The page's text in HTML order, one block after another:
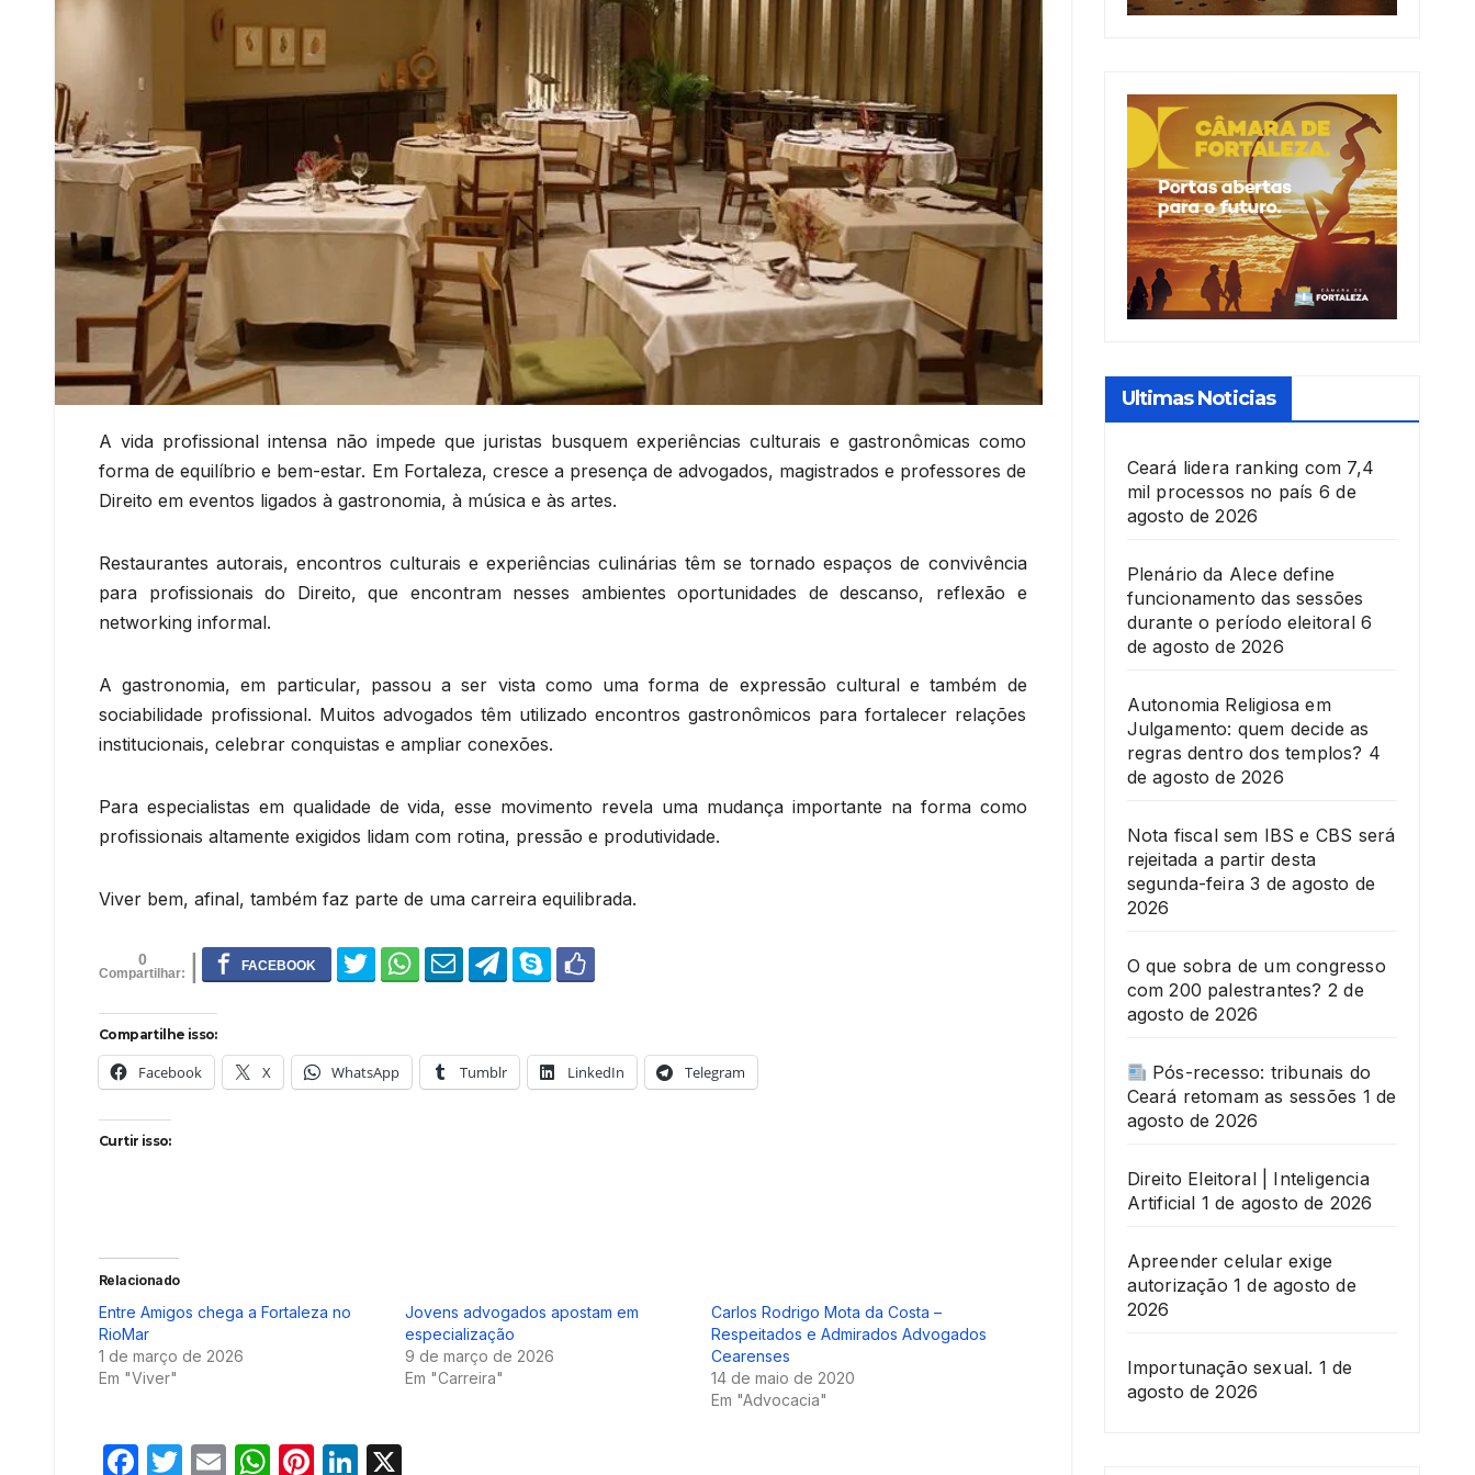
A vida profissional intensa não impede que juristas busquem experiências culturais e gastronômicas como
forma de equilíbrio e bem-estar. Em Fortaleza, cresce a presença de advogados, magistrados e professores de
Direito em eventos ligados à gastronomia, à música e às artes.
Restaurantes autorais, encontros culturais e experiências culinárias têm se tornado espaços de convivência
para profissionais do Direito, que encontram nesses ambientes oportunidades de descanso, reflexão e
networking informal.
A gastronomia, em particular, passou a ser vista como uma forma de expressão cultural e também de
sociabilidade profissional. Muitos advogados têm utilizado encontros gastronômicos para fortalecer relações
institucionais, celebrar conquistas e ampliar conexões.
Para especialistas em qualidade de vida, esse movimento revela uma mudança importante na forma como
profissionais altamente exigidos lidam com rotina, pressão e produtividade.
Viver bem, afinal, também faz parte de uma carreira equilibrada.
0
Compartilhe isso:
Facebook X WhatsApp Tumblr LinkedIn Telegram
Curtir isso:
Relacionado
Entre Amigos chega a Fortaleza no
RioMar
1 de março de 2026
Em "Viver"
Jovens advogados apostam em
especialização
9 de março de 2026
Em "Carreira"
Carlos Rodrigo Mota da Costa –
Respeitados e Admirados Advogados
Cearenses
14 de maio de 2020
Em "Advocacia"
F
T
E
W Pi Li
Ultimas Noticias
Ceará lidera ranking com 7,4
mil processos no país 6 de
agosto de 2026
Plenário da Alece define
funcionamento das sessões
durante o período eleitoral 6
de agosto de 2026
Autonomia Religiosa em
Julgamento: quem decide as
regras dentro dos templos? 4
de agosto de 2026
Nota fiscal sem IBS e CBS será
rejeitada a partir desta
segunda-feira 3 de agosto de
2026
O que sobra de um congresso
com 200 palestrantes? 2 de
agosto de 2026
Pós-recesso: tribunais do
Ceará retomam as sessões 1 de
agosto de 2026
Direito Eleitoral | Inteligencia
Artificial 1 de agosto de 2026
Apreender celular exige
autorização 1 de agosto de
2026
Importunação sexual. 1 de
agosto de 2026